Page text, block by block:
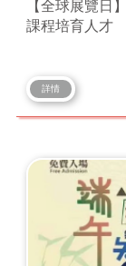
【全球展覽日
課程培育人才
詳情